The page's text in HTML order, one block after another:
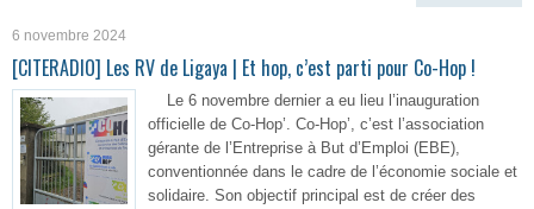
6 novembre 2024
[CITERADIO] Les RV de Ligaya | Et hop, c’est parti pour Co-Hop !
Le 6 novembre dernier a eu lieu l’inauguration
officielle de Co-Hop’. Co-Hop’, c’est l’association
gérante de l’Entreprise à But d’Emploi (EBE),
conventionnée dans le cadre de l’économie sociale et
solidaire. Son objectif principal est de créer des